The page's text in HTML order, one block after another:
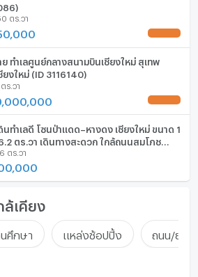
ตร.วา
ทำเลศูนย์กลางสนามบินเชียงใหม่ สุเทพ
ยงใหม่ (ID 3116140)
ร.วา
นทำเลดี โซนป่าแดด–หางดง เชียงใหม่ ขนาด 1
ตร.วา เดินทางสะดวก ใกล้ถนนสมโภช
ม่ 700 ปี เหมาะสำหรับปลูกบ้านพักอาศัย |
ตร.วา
ล้เคียง
นศึกษา แหล่งช้อปปิ้ง ถนน/ย่าน